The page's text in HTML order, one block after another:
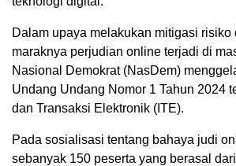
Dalam upaya melakukan mitigasi risiko
maraknya perjudian online terjadi di
Nasional Demokrat (NasDem)
Undang Undang Nomor 1 Tahun 2024
dan Transaksi Elektronik (ITE).
Pada sosialisasi tentang bahaya judi
sebanyak 150 peserta yang berasal